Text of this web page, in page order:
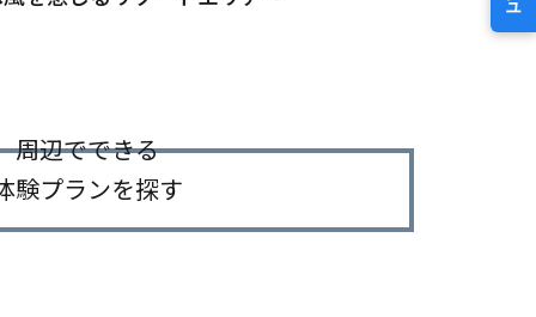
周辺でできる
験プランを探す